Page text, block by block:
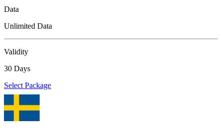
Data
Unlimited Data
Validity
30 Days
Select Package